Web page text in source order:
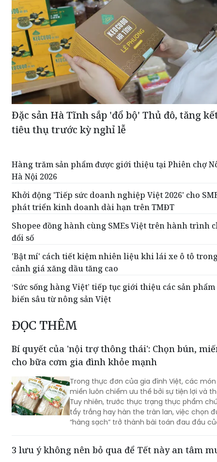
Đặc sản Hà Tĩnh sắp 'đổ bộ' Thủ đô, tăng
tiêu thụ trước kỳ nghỉ lễ
Hàng trăm sản phẩm được giới thiệu tại Phiên chợ
Hà Nội 2026
Khởi động 'Tiếp sức doanh nghiệp Việt 2026' cho
phát triển kinh doanh dài hạn trên TMĐT
Shopee đồng hành cùng SMEs Việt trên hành trình
đổi số
'Bật mí' cách tiết kiệm nhiên liệu khi lái xe ô tô
cảnh giá xăng dầu tăng cao
‘Sức sống hàng Việt’ tiếp tục giới thiệu các sản phẩm
biến sâu từ nông sản Việt
ĐỌC THÊM
Bí quyết của 'nội trợ thông thái': Chọn bún,
cho bữa cơm gia đình khỏe mạnh
Trong thực đơn của gia đình Việt, các
miến luôn chiếm ưu thế bởi sự tiện lợi và
Tuy nhiên, trước thực trạng thực phẩm
tẩy trắng hay hàn the tràn lan, việc chọn
“hàng sạch” trở thành bài toán đau đầu
gốc và lựa chọn những thương hiệu uy tín.
3 lưu ý không nên bỏ qua để Tết này an tâm